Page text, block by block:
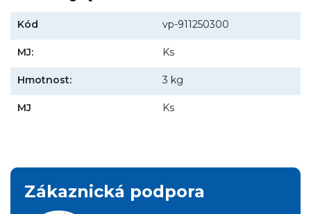
Kód vp-911250300
MJ: Ks
Hmotnost: 3 kg
MJ Ks
Zákaznická podpora